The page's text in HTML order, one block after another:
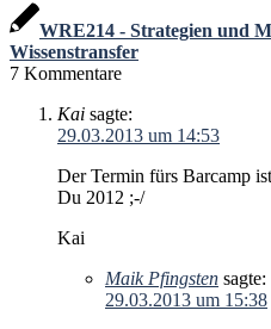
WRE214 - Strategien und
Wissenstransfer
7 Kommentare
Kai sagte:
29.03.2013 um 14:53
Der Termin fürs Barcamp
Du 2012 ;-/
Kai
Maik Pfingsten sagte:
29.03.2013 um 15:38